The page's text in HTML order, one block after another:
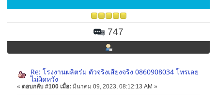
747
Re: โรงงานผลิตร่ม ตัวจริงเสียงจริง 0860908034 โทรเลย
ไม่ผิดหวัง
« ตอบกลับ #100 เมื่อ: มีนาคม 09, 2023, 08:12:13 AM »